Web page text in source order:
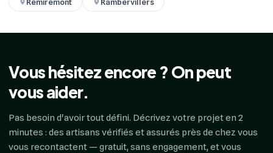
Vous hésitez encore ? On peut
vous aider.
Pas besoin d'avoir tout défini. Décrivez votre projet en 2
minutes : des artisans vérifiés et assurés près de chez vous
vous recontactent — gratuit, sans engagement, et vous